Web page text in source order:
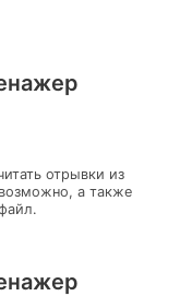
отрывки из
а также